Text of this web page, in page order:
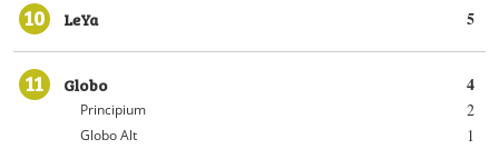
10 5
LeYa
11 4
Globo
2
Principium
1
Globo Alt